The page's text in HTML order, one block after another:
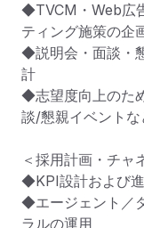
◆TVCM・Web広
ティング施策の企
◆説明会・面談・
計
◆志望度向上のた
談/懇親イベントな
＜採用計画・チャ
◆KPI設計および
◆エージェント／
ラルの運用